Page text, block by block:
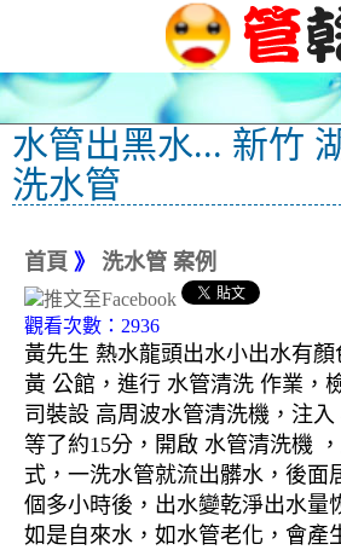
水管出黑水... 新竹
洗水管
首頁 》 洗水管 案例
觀看次數：2936
黃先生 熱水龍頭出水小出水有
黃 公館，進行 水管清洗 作業，
司裝設 高周波水管清洗機，注入
等了約15分，開啟 水管清洗機
式，一洗水管就流出髒水，後面
個多小時後，出水變乾淨出水量
如是自來水，如水管老化，會產